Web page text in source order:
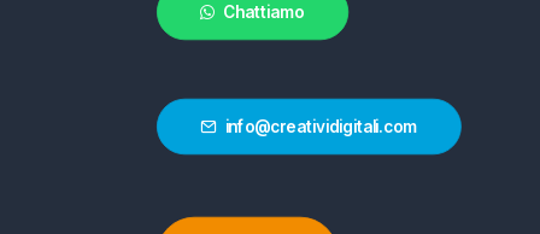
Chattiamo
info@creatividigitali.com